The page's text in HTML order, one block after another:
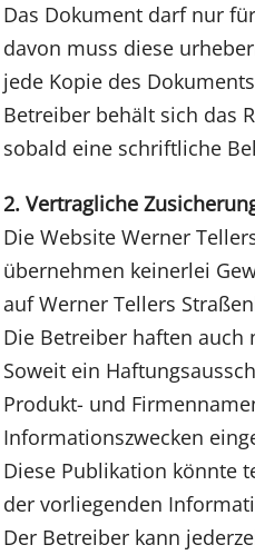
Das Dokument darf nur
davon muss diese
jede Kopie des
Betreiber behält sich das
sobald eine schriftliche
2. Vertragliche
Die Website Werner
übernehmen keinerlei
auf Werner Tellers
Die Betreiber haften auch
Soweit ein
Produkt- und
Informationszwecken
Diese Publikation könnte
der vorliegenden
Der Betreiber kann